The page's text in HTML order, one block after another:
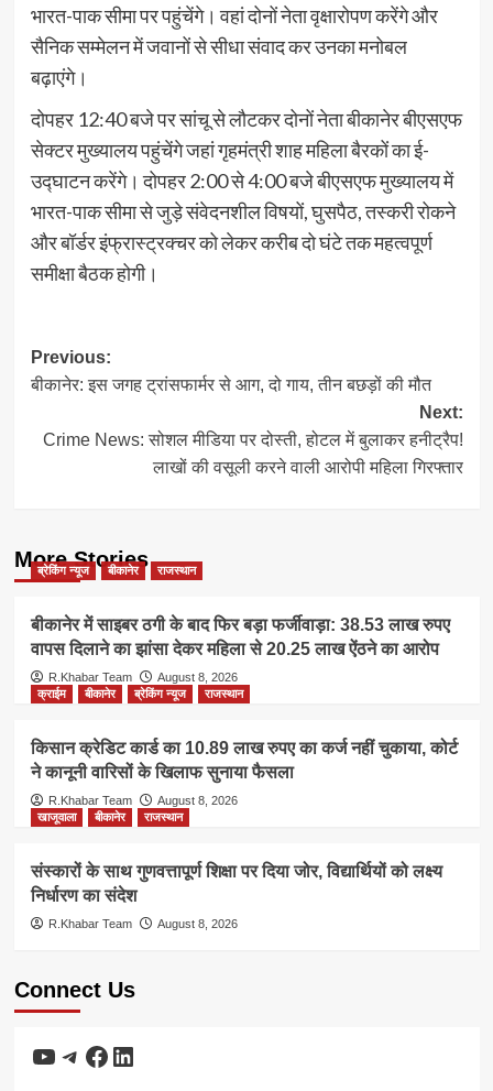
भारत-पाक सीमा पर पहुंचेंगे। वहां दोनों नेता वृक्षारोपण करेंगे और
सैनिक सम्मेलन में जवानों से सीधा संवाद कर उनका मनोबल
बढ़ाएंगे।
दोपहर 12:40 बजे पर सांचू से लौटकर दोनों नेता बीकानेर बीएसएफ
सेक्टर मुख्यालय पहुंचेंगे जहां गृहमंत्री शाह महिला बैरकों का ई-
उद्घाटन करेंगे। दोपहर 2:00 से 4:00 बजे बीएसएफ मुख्यालय में
भारत-पाक सीमा से जुड़े संवेदनशील विषयों, घुसपैठ, तस्करी रोकने
और बॉर्डर इंफ्रास्ट्रक्चर को लेकर करीब दो घंटे तक महत्वपूर्ण
समीक्षा बैठक होगी।
Post
navigation
Previous:
बीकानेर: इस जगह ट्रांसफार्मर से आग, दो गाय, तीन बछड़ों की मौत
Next:
Crime News: सोशल मीडिया पर दोस्ती, होटल में बुलाकर हनीट्रैप!
लाखों की वसूली करने वाली आरोपी महिला गिरफ्तार
More Stories
ब्रेकिंग न्यूज बीकानेर राजस्थान
बीकानेर में साइबर ठगी के बाद फिर बड़ा फर्जीवाड़ा: 38.53 लाख रुपए
वापस दिलाने का झांसा देकर महिला से 20.25 लाख ऐंठने का आरोप
R.Khabar Team
August 8, 2026
क्राईम
बीकानेर ब्रेकिंग न्यूज राजस्थान
किसान क्रेडिट कार्ड का 10.89 लाख रुपए का कर्ज नहीं चुकाया, कोर्ट
ने कानूनी वारिसों के खिलाफ सुनाया फैसला
R.Khabar Team
August 8, 2026
खाजूवाला
बीकानेर राजस्थान
संस्कारों के साथ गुणवत्तापूर्ण शिक्षा पर दिया जोर, विद्यार्थियों को लक्ष्य
निर्धारण का संदेश
R.Khabar Team August 8, 2026
Connect Us
YouTube
Telegram
Facebook
LinkedIn